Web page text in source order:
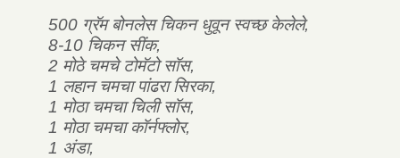
500 ग्रॅम बोनलेस चिकन धुवून स्वच्छ केलेले,
8-10 चिकन सींक,
2 मोठे चमचे टोमॅटो सॉस,
1 लहान चमचा पांढरा सिरका,
1 मोठा चमचा चिली सॉस,
1 मोठा चमचा कॉर्नफ्लोर,
1 अंडा,